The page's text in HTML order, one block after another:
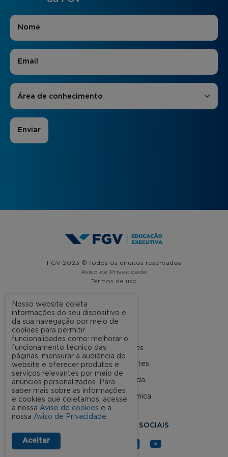
Nome
E-mail
Áreas de Interesse
Área de conhecimento
FGV 2023 © Todos os direitos reservados
Aviso de Privacidade
Termos de uso
A FGV
Nossas Unidades
Dúvidas Frequentes
Rede Conveniada
Ouvidoria Acadêmica
SIGA NOSSAS REDES SOCIAIS
Nosso website coleta
informações do seu dispositivo e
da sua navegação por meio de
cookies para permitir
funcionalidades como: melhorar o
funcionamento técnico das
páginas, mensurar a audiência do
website e oferecer produtos e
serviços relevantes por meio de
anúncios personalizados. Para
saber mais sobre as informações
e cookies que coletamos, acesse
a nossa Aviso de cookies e a
nossa Aviso de Privacidade.
Aceitar